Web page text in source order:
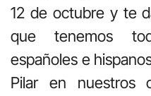
12 de octubre y te
que tenemos
españoles e
Pilar en nuestros